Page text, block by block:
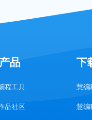
品
程工具
品社区
下
慧
慧